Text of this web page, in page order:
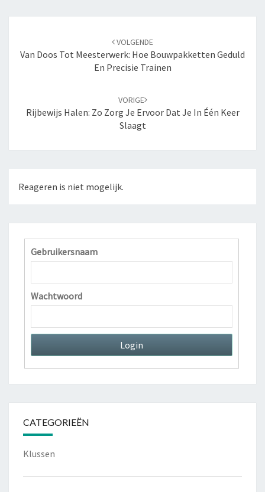
door
VOLGENDE
Van Doos Tot Meesterwerk: Hoe Bouwpakketten Geduld
En Precisie Trainen
VORIGE
Rijbewijs Halen: Zo Zorg Je Ervoor Dat Je In Één Keer
Slaagt
Reageren is niet mogelijk.
Gebruikersnaam
Wachtwoord
CATEGORIEËN
Klussen